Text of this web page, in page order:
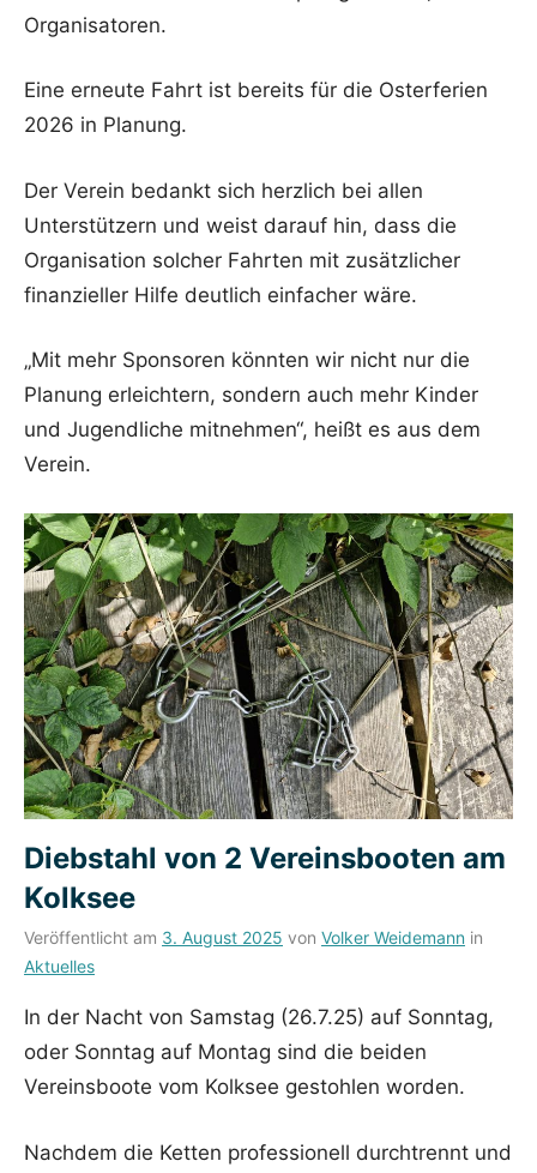
Organisatoren.
Eine erneute Fahrt ist bereits für die Osterferien
2026 in Planung.
Der Verein bedankt sich herzlich bei allen
Unterstützern und weist darauf hin, dass die
Organisation solcher Fahrten mit zusätzlicher
finanzieller Hilfe deutlich einfacher wäre.
„Mit mehr Sponsoren könnten wir nicht nur die
Planung erleichtern, sondern auch mehr Kinder
und Jugendliche mitnehmen“, heißt es aus dem
Verein.
Diebstahl von 2 Vereinsbooten am
Kolksee
Veröffentlicht am 3. August 2025 von Volker Weidemann in
Aktuelles
In der Nacht von Samstag (26.7.25) auf Sonntag,
oder Sonntag auf Montag sind die beiden
Vereinsboote vom Kolksee gestohlen worden.
Nachdem die Ketten professionell durchtrennt und